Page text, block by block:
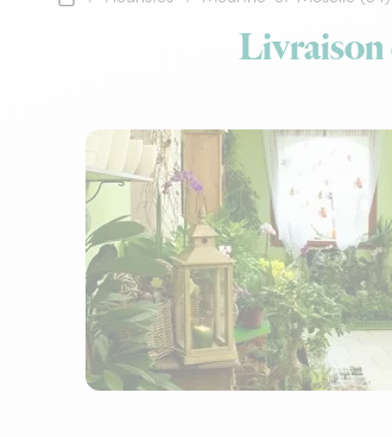
Accueil
Livraison